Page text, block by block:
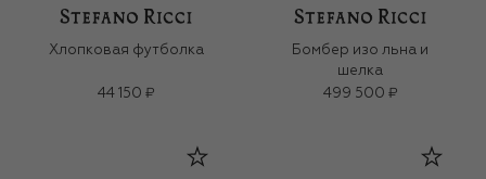
Хлопковая футболка
44 150 ₽
Бомбер изо льна и
шелка
499 500 ₽